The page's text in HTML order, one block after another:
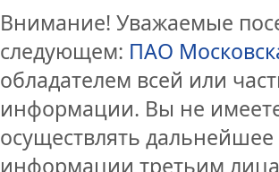
Внимание! Уважаемые
следующем: ПАО
обладателем всей или
информации. Вы не
осуществлять
информации третьим